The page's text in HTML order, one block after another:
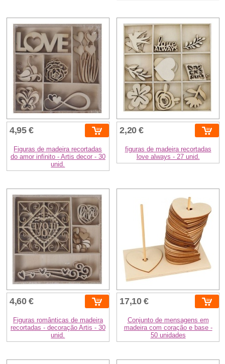
4,95 €
Figuras de madeira recortadas
do amor infinito - Artis decor - 30
unid.
2,20 €
figuras de madeira recortadas
love always - 27 unid.
4,60 €
Figuras românticas de madeira
recortadas - decoração Artis - 30
unid.
17,10 €
Conjunto de mensagens em
madeira com coração e base -
50 unidades